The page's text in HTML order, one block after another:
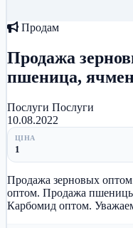
Продам
Продажа
пшеница,
Послуги Послуги
10.08.2022
ЦІНА
1
Продажа зерновых
оптом. Продажа
Карбомид оптом. Уважаемые господа! Предлагаем Вашему